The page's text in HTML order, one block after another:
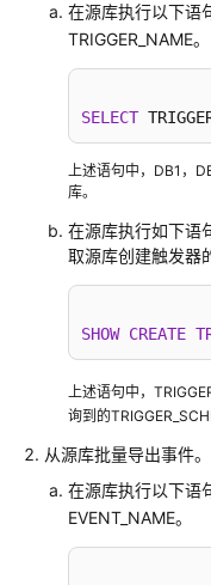
费
实
在源库执行以下语
TRIGGER_NAME。
SELECT
上述语句中，DB1，
库。
在源库执行如下语
取源库创建触发器
SHOW CREATE
上述语句中，
询到的
从源库批量导出事件。
在源库执行以下语
EVENT_NAME。